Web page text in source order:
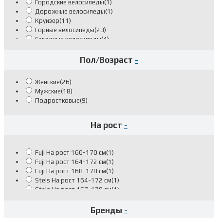
Городские велосипеды(1)
Дорожные велосипеды(1)
Круизер(11)
Горные велосипеды(23)
Складные велосипеды(4)
Пол/Возраст -
Женские(26)
Мужские(18)
Подростковые(9)
На рост -
Fuji На рост 160-170 см(1)
Fuji На рост 164-172 см(1)
Fuji На рост 168-178 см(1)
Stels На рост 164-172 см(1)
Stels На рост 167-178 см(1)
Stels Складные на рост 140-180 см
Бренды -